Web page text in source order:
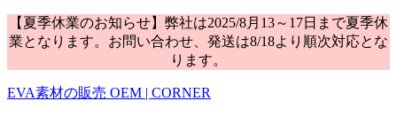
【夏季休業のお知らせ】弊社は2025/8月13～17日まで夏季休
業となります。お問い合わせ、発送は8/18より順次対応とな
ります。
EVA素材の販売 OEM | CORNER